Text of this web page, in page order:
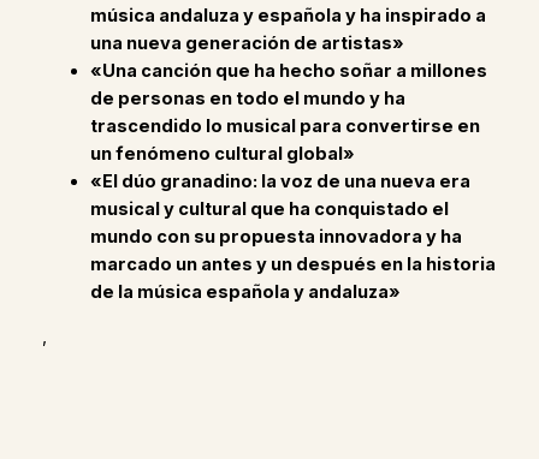
música andaluza y española y ha inspirado a
una nueva generación de artistas»
«Una canción que ha hecho soñar a millones
de personas en todo el mundo y ha
trascendido lo musical para convertirse en
un fenómeno cultural global»
«El dúo granadino: la voz de una nueva era
musical y cultural que ha conquistado el
mundo con su propuesta innovadora y ha
marcado un antes y un después en la historia
de la música española y andaluza»
,